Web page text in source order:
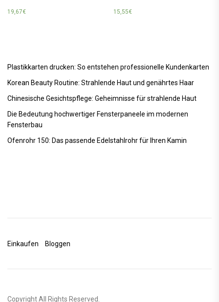
19,67€ 15,55€
Plastikkarten drucken: So entstehen professionelle Kundenkarten
Korean Beauty Routine: Strahlende Haut und genährtes Haar
Chinesische Gesichtspflege: Geheimnisse für strahlende Haut
Die Bedeutung hochwertiger Fensterpaneele im modernen
Fensterbau
Ofenrohr 150: Das passende Edelstahlrohr für Ihren Kamin
Einkaufen Bloggen
Copyright All Rights Reserved.